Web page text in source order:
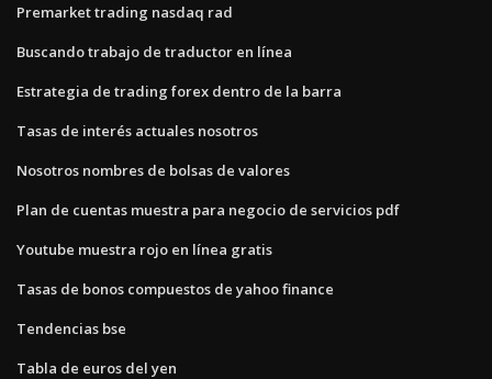
Premarket trading nasdaq rad
Buscando trabajo de traductor en línea
Estrategia de trading forex dentro de la barra
Tasas de interés actuales nosotros
Nosotros nombres de bolsas de valores
Plan de cuentas muestra para negocio de servicios pdf
Youtube muestra rojo en línea gratis
Tasas de bonos compuestos de yahoo finance
Tendencias bse
Tabla de euros del yen